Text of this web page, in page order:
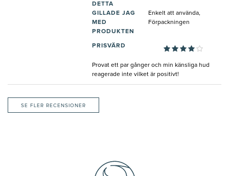
DETTA
GILLADE JAG
MED
PRODUKTEN
Enkelt att använda,
Förpackningen
PRISVÄRD
Provat ett par gånger och min känsliga hud
reagerade inte vilket är positivt!
SE FLER RECENSIONER